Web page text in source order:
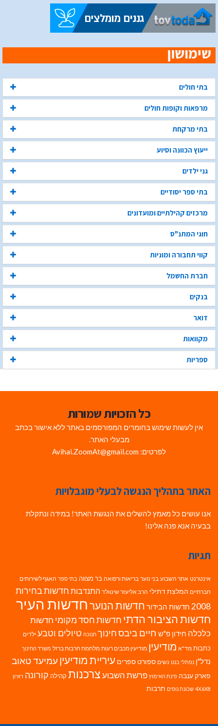
בתי חולים
מרפאות וקופות חולים
בתי מרקחת
ייעוץ הכוונה וסיוע
גני ילדים
בתי ספר יסודיים
מרכזים קהילתיים ומועדונים
חוגי המתנ"ס
קווי תחבורה ומוניות
חברת החשמל
בנקים
דואר
מקוואות
ספריות
כל הזכויות שמורות
אין לעשות שימוש בחומרים המפורסמים באתר ללא אישור בכתב
מבעלי האתר.
לפרטים: Avihai.ZoomAt@gmail.com
האתר בתהליך הנגשה לבעלי מוגבלויות
אנו עושים כל מאמץ להשלים את הנגשת האתר! במידה ונתקלת
בבעיה אנא פנה אלינו!
תגיות
אינטרנט אתר השבוע בני נוער בריאות ורפואה בר מצווה בתי ספר האגף לשירותים
חברתיים המלצת דתילי הרב אליעזר שינוולד התנדבות חדשות בחירות
2008 חדשות הבידור חדשות הנוערחדשות העיר
חדשות הציבור הדתי חדשות חסד מקומי חדשות
כלכלה חידון פ"ש חיים ביבסחינוך חנוכה טיולים וטבע ילדים
כתבות מד"א מודיעין מודיעין מכבים רעות מלחמת חרבות ברזל משרד החינוך
נדל"ן נפתלי בנט נשים ספורט ספרים עיריית מודיעין עמיעד טאוב
פארק ענבה פינת האימוץ פרשת השבועצרכנות קהילה קורונה ראיון
4X6X8 שכונת נופים תרבות